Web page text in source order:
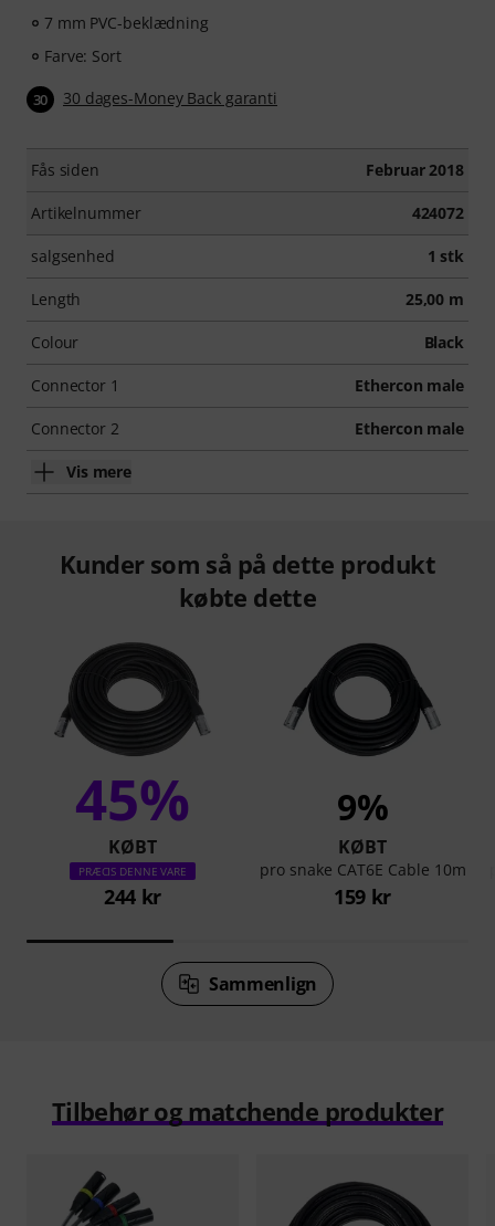
7 mm PVC-beklædning
Farve: Sort
30 30 dages-Money Back garanti
Fås siden Februar 2018
Artikelnummer 424072
salgsenhed 1 stk
Length 25,00 m
Colour Black
Connector 1 Ethercon male
Connector 2 Ethercon male
Vis mere
Kunder som så på dette produkt
købte dette
45%
KØBT
PRÆCIS DENNE VARE
244 kr
9%
KØBT
pro snake CAT6E Cable 10m
159 kr
Sammenlign
Tilbehør og matchende produkter